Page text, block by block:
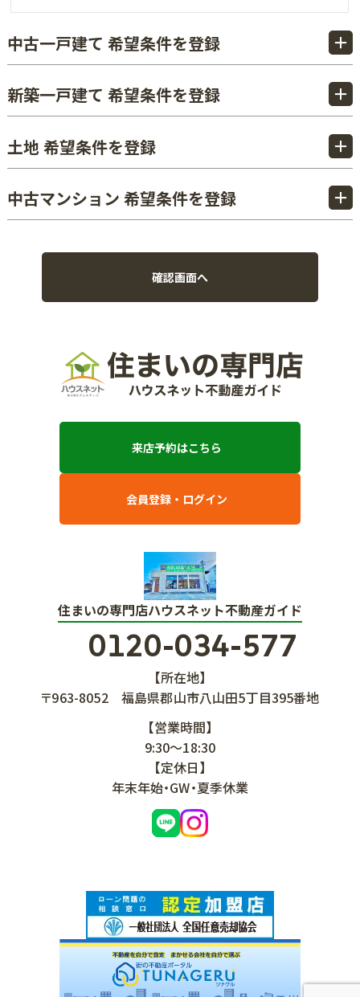
中古一戸建て 希望条件を登録
新築一戸建て 希望条件を登録
土地 希望条件を登録
中古マンション 希望条件を登録
来店予約はこちら
会員登録・ログイン
住まいの専門店ハウスネット不動産ガイド
0120-034-577
【所在地】
〒963-8052
福島県郡山市八山田5丁目395番地
【営業時間】
9:30～18:30
【定休日】
年末年始・GW・夏季休業